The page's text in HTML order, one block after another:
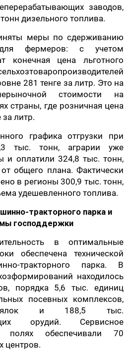
заводов,
дизельного топлива.
меры по сдерживанию
фермеров: с учетом
конечная цена льготного
281 тенге за литр. Это на
стоимости на
страны, где розничная цена
за литр.
графика отгрузки при
тыс. тонн, аграрии уже
и оплатили 324,8 тыс. тонн,
общего плана. Фактически
в регионы 300,9 тыс. тонн,
удешевленного топлива.
тракторного парка и
господдержки
в оптимальные
обеспечена технической
тракторного парка. В
находилось
порядка 5,6 тыс. единиц
посевных комплексов,
и 188,5 тыс.
орудий. Сервисное
полях обеспечивали 70
центров.